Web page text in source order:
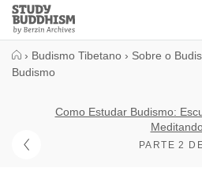
Close
Study
Buddhism
› Budismo Tibetano › Sobre o
Budismo
Como Estudar Budismo:
PARTE 2